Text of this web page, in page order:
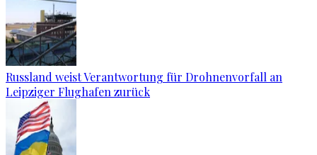
Russland weist Verantwortung für Drohnenvorfall an
Leipziger Flughafen zurück